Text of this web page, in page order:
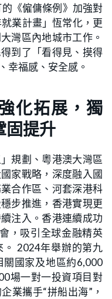
《僱傭條例》加強對
業計畫」恆常化，更
灣區內地城市工作。
到了「看得見、摸得
幸福感、安全感。
化拓展，獨
固提升
規劃、粵港澳大灣區
家戰略，深度融入國
合作區、河套深港科
步推進，香港實現更
注入。香港連續成功
，吸引全球金融精英
2024年舉辦的第九
國家及地區約6,000
場一對一投資項目對
業攜手“拼船出海”，